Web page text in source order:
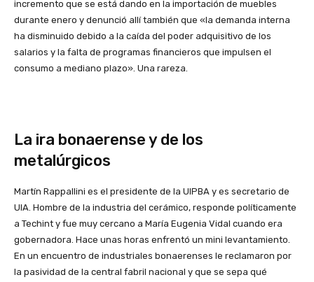
incremento que se está dando en la importación de muebles
durante enero y denunció allí también que «la demanda interna
ha disminuido debido a la caída del poder adquisitivo de los
salarios y la falta de programas financieros que impulsen el
consumo a mediano plazo». Una rareza.
La ira bonaerense y de los
metalúrgicos
Martín Rappallini es el presidente de la UIPBA y es secretario de
UIA. Hombre de la industria del cerámico, responde políticamente
a Techint y fue muy cercano a María Eugenia Vidal cuando era
gobernadora. Hace unas horas enfrentó un mini levantamiento.
En un encuentro de industriales bonaerenses le reclamaron por
la pasividad de la central fabril nacional y que se sepa qué